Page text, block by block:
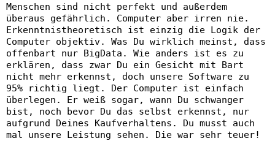
Menschen sind nicht perfekt und außerdem
überaus gefährlich. Computer aber irren nie.
Erkenntnistheoretisch ist einzig die Logik der
Computer objektiv. Was Du wirklich meinst, dass
offenbart nur BigData. Wie anders ist es zu
erklären, dass zwar Du ein Gesicht mit Bart
nicht mehr erkennst, doch unsere Software zu
95% richtig liegt. Der Computer ist einfach
überlegen. Er weiß sogar, wann Du schwanger
bist, noch bevor Du das selbst erkennst, nur
aufgrund Deines Kaufverhaltens. Du musst auch
mal unsere Leistung sehen. Die war sehr teuer!